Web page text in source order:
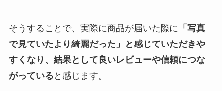
そうすることで、実際に商品が届いた際に 「写真
で見ていたより綺麗だった」と感じていただきや
すくなり、結果として良いレビューや信頼につな
がっている と感じます。